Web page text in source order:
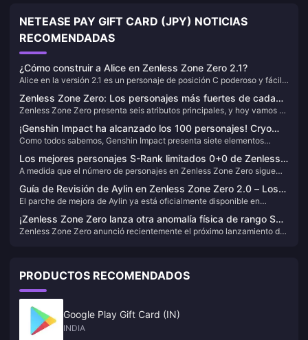
NETEASE PAY GIFT CARD (JPY) NOTICIAS
RECOMENDADAS
¿Cómo construir a Alice en Zenless Zone Zero 2.1?
Alice en la versión 2.1 es un personaje de posición C poderoso y fácil
vamos a ver cómo desarrollarla correctamente. 😄
Zenless Zone Zero: Los personajes más fuertes de cada
atributo—Todos son meta, ¿cuántos tienes?
Zenless Zone Zero presenta seis atributos principales, y hoy vamos a
¡Genshin Impact ha alcanzado los 100 personajes! Cryo
lidera el camino, mientras que Geo y Dendro siguen siendo
los más raros
Como todos sabemos, Genshin Impact presenta siete elementos
personajes por elemento en la Versión 5.7. ¿Qué elemento tiene más
personajes y cuál tiene menos? Vamos a sumergirnos en los datos.
Los mejores personajes S-Rank limitados 0+0 de Zenless
Zone Zero — ¡Valor máximo!
A medida que el número de personajes en Zenless Zone Zero sigue
presión en sus reservas de Film. Hoy, echemos un vistazo a varios
personajes limitados de rango S que son totalmente viables con 0
constelaciones y sin arma exclusiva, ofreciendo un valor y fuerza
increíbles.
Guía de Revisión de Aylin en Zenless Zone Zero 2.0 – Los
Mejores Motores W, Unidades de Disco y Composiciones
de Equipo
El parche de mejora de Aylin ya está oficialmente disponible en
notado las mejoras. En esta guía, te mostraremos las mejores
configuraciones para la renovada Aylin.
¡Zenless Zone Zero lanza otra anomalía física de rango S
limitada! ¿Lady Bunny Alice resulta ser una vieja amiga de
Zenless Zone Zero anunció recientemente el próximo lanzamiento de
historia disponible y los avances revelan sobre su personaje.
PRODUCTOS RECOMENDADOS
Google Play Gift Card (IN)
INDIA